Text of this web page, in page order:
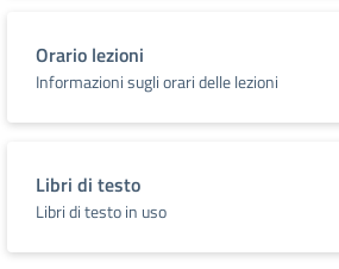
Orario lezioni
Informazioni sugli orari delle lezioni
Libri di testo
Libri di testo in uso